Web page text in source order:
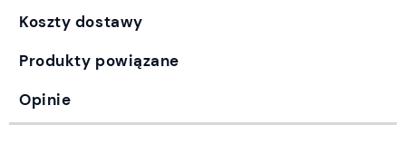
Koszty dostawy
Produkty powiązane
Opinie